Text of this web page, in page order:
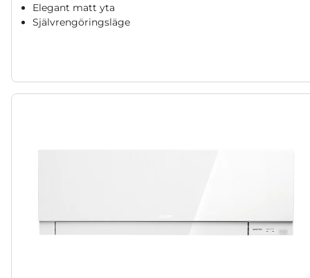
Elegant matt yta
Självrengöringsläge